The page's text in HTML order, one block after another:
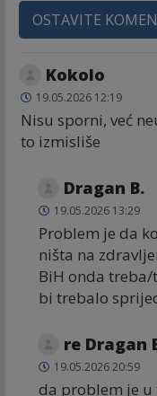
OSTAVITE
Kokolo
19.05.2026 12:19
Nisu sporni, već
to izmisliše
Dragan B.
19.05.2026 13:29
Problem je da
ništa na
BiH onda treba/
bi trebalo
re Dragan
19.05.2026 20:59
da problem je